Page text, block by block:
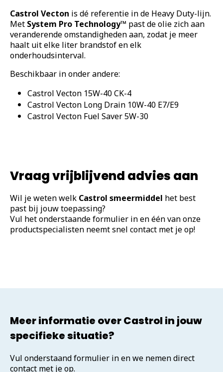
Castrol Vecton is dé referentie in de Heavy Duty-lijn.
Met System Pro Technology™ past de olie zich aan
veranderende omstandigheden aan, zodat je meer
haalt uit elke liter brandstof en elk
onderhoudsinterval.
Beschikbaar in onder andere:
Castrol Vecton 15W-40 CK-4
Castrol Vecton Long Drain 10W-40 E7/E9
Castrol Vecton Fuel Saver 5W-30
Vraag vrijblijvend advies aan
Wil je weten welk Castrol smeermiddel het best
past bij jouw toepassing?
Vul het onderstaande formulier in en één van onze
productspecialisten neemt snel contact met je op!
Meer informatie over Castrol in jouw
specifieke situatie?
Vul onderstaand formulier in en we nemen direct
contact met je op.